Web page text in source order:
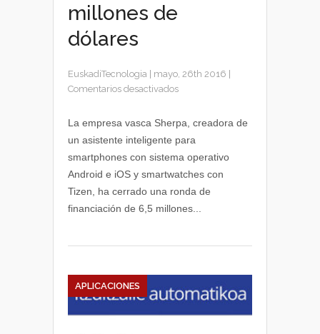
millones de
dólares
EuskadiTecnologia mayo, 26th 2016
Comentarios desactivadosen
una
ronda
de
financiación
La empresa vasca Sherpa, creadora de
un asistente inteligente para
smartphones con sistema operativo
Android e iOS y smartwatches con
Tizen, ha cerrado una ronda de
financiación de 6,5 millones...
APLICACIONES